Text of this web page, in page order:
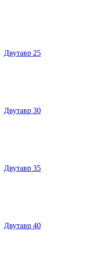
Двутавр 25
Двутавр 30
Двутавр 35
Двутавр 40